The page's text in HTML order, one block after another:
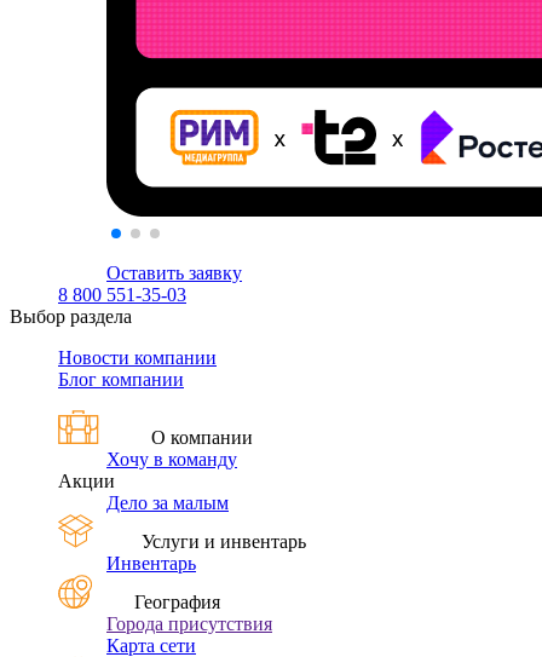
Оставить заявку
8 800 551-35-03
Выбор раздела
Новости компании
Блог компании
О компании
Хочу в команду
Акции
Дело за малым
Услуги и инвентарь
Инвентарь
География
Города присутствия
Карта сети